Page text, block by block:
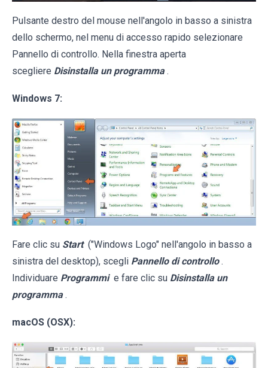
Pulsante destro del mouse nell'angolo in basso a sinistra
dello schermo, nel menu di accesso rapido selezionare
Pannello di controllo. Nella finestra aperta
scegliere Disinstalla un programma .
Windows 7:
Fare clic su Start ("Windows Logo" nell'angolo in basso a
sinistra del desktop), scegli Pannello di controllo .
Individuare Programmi e fare clic su Disinstalla un
programma .
macOS (OSX):